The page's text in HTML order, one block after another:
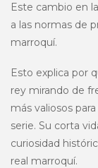
Este cambio en
a las normas de
marroquí.
Esto explica por
rey mirando de
más valiosos
serie. Su corta
curiosidad
real marroquí.